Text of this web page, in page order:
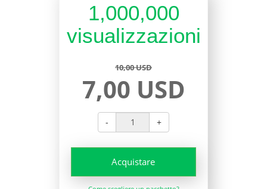
1,000,000
visualizzazioni
10,00 USD
7,00 USD
- +
Acquistare